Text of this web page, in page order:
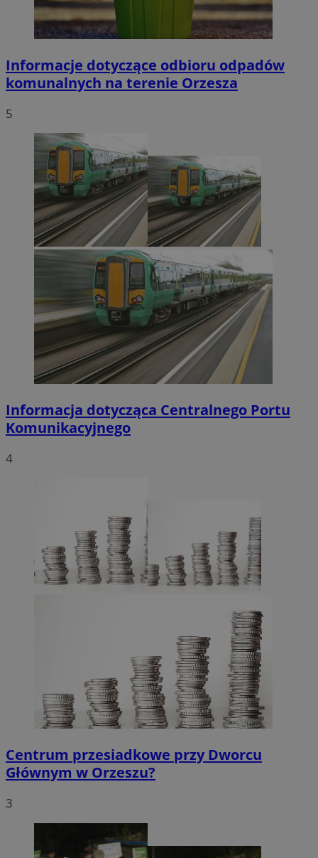
Informacje dotyczące odbioru odpadów
komunalnych na terenie Orzesza
5
Informacja dotycząca Centralnego Portu
Komunikacyjnego
4
Centrum przesiadkowe przy Dworcu
Głównym w Orzeszu?
3